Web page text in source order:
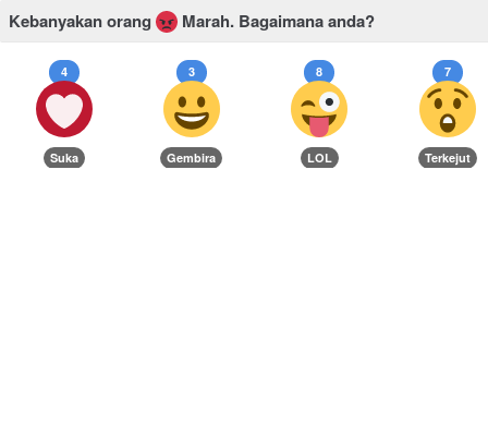
Kebanyakan orang Marah. Bagaimana anda?
4
Suka
3
Gembira
8
LOL
7
Terkejut